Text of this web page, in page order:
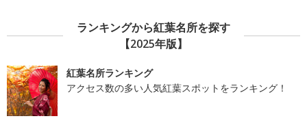
ランキングから紅葉名所を探す
【2025年版】
紅葉名所ランキング
アクセス数の多い人気紅葉スポットをランキング！